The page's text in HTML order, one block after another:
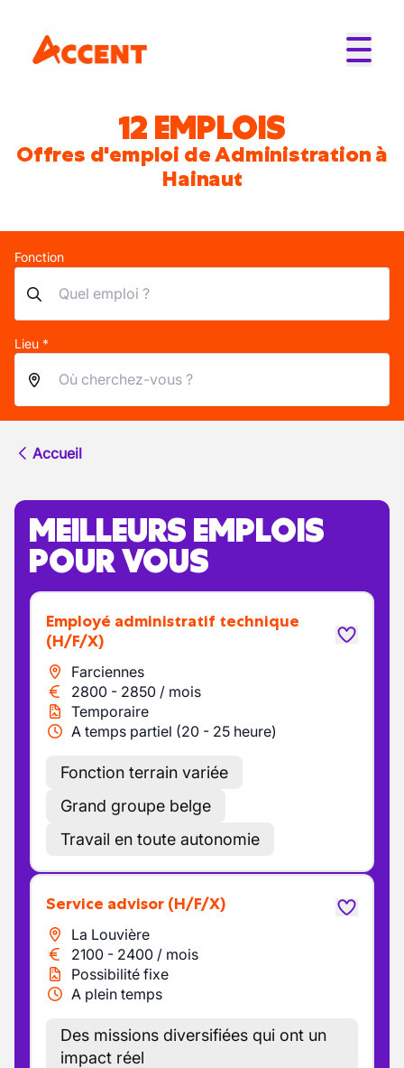
12 EMPLOIS
Offres d'emploi de Administration à
Hainaut
Fonction
Lieu *
Accueil
MEILLEURS EMPLOIS
POUR VOUS
Employé administratif technique
(H/F/X)
Farciennes
2800 - 2850 / mois
Temporaire
A temps partiel (20 - 25 heure)
Fonction terrain variée
Grand groupe belge
Travail en toute autonomie
Service advisor (H/F/X)
La Louvière
2100 - 2400 / mois
Possibilité fixe
A plein temps
Des missions diversifiées qui ont un
impact réel